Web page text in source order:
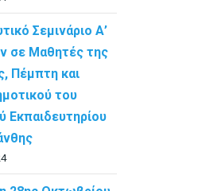
Σεμινάριο Α’
σε Μαθητές της
Πέμπτη και
του
Εκπαιδευτηρίου